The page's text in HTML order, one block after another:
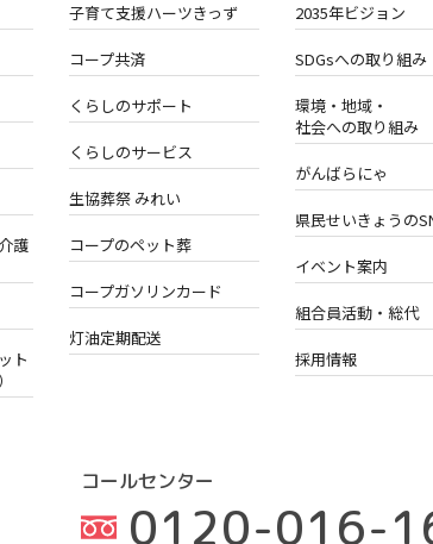
護
ト
子育て支援ハーツきっず
コープ共済
くらしのサポート
くらしのサービス
生協葬祭 みれい
コープのペット葬
コープガソリンカード
灯油定期配送
2035年ビジョン
SDGsへの取り組み
環境・地域・
社会への取り組み
がんばらにゃ
県民せいきょうの
イベント案内
組合員活動・総代
採用情報
コールセンター
0120-016-